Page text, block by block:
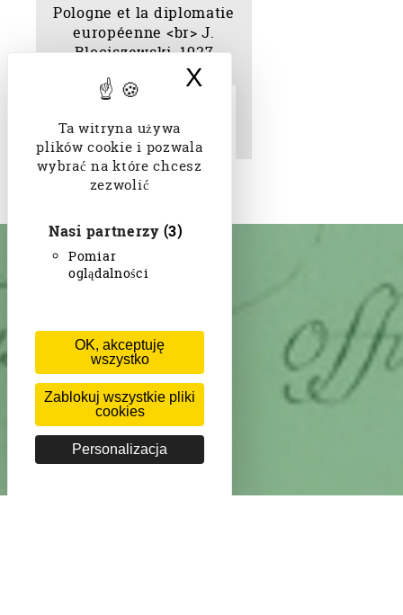
Ta witryna używa
plików cookie i pozwala
wybrać na które chcesz
zezwolić
Nasi partnerzy (3)
Pomiar
oglądalności
OK, akceptuję
wszystko
Zablokuj wszystkie pliki
cookies
Personalizacja
X
européenne J.
Blociszewski. 1927